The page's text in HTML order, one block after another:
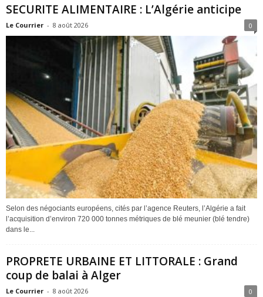
SECURITE ALIMENTAIRE : L’Algérie anticipe
Le Courrier - 8 août 2026 0
Selon des négociants européens, cités par l’agence Reuters, l’Algérie a fait
l’acquisition d’environ 720 000 tonnes métriques de blé meunier (blé tendre)
dans le...
PROPRETE URBAINE ET LITTORALE : Grand
coup de balai à Alger
Le Courrier - 8 août 2026 0